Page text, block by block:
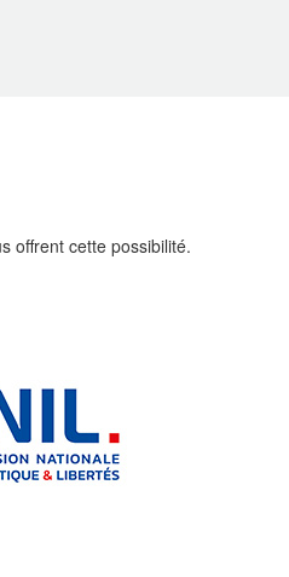
offrent cette possibilité.